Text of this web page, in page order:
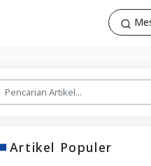
Artikel Populer